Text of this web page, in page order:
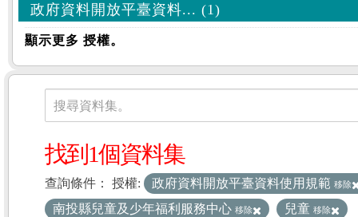
政府資料開放平臺資料... (1)
顯示更多 授權。
資料集
搜尋資料集。
找到1個資料集
查詢條件： 授權: 政府資料開放平臺資料使用規範 移除
南投縣兒童及少年福利服務中心 移除 兒童 移除